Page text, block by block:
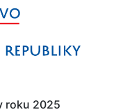
v roku 2025